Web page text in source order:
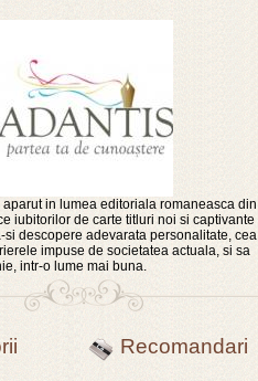
aparut in lumea editoriala romaneasca din
iubitorilor de carte titluri noi si captivante
si descopere adevarata personalitate, cea
impuse de societatea actuala, si sa
intr-o lume mai buna.
Recomandari